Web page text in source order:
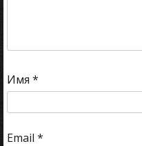
Имя *
Email *